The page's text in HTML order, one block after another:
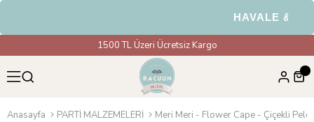
HAVALE &
1500 TL Üzeri Ücretsiz Kargo
Anasayfa PARTİ MALZEMELERİ Meri Meri - Flower Cape - Çiçekli